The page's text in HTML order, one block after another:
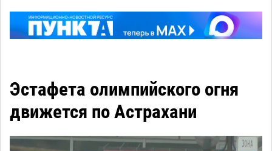
Эстафета олимпийского огня
движется по Астрахани